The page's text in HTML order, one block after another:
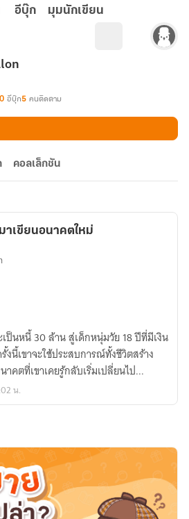
อีบุ๊ก มุมนักเขียน
0 อีบุ๊ก5 คนติดตาม
คอลเล็กชัน
าเขียนอนาคตใหม่
ป็นหนี้ 30 ล้าน สู่เด็กหนุ่มวัย 18 ปีที่มีเงิน
คตที่เขาเคยรู้กลับเริ่มเปลี่ยนไป...
น.